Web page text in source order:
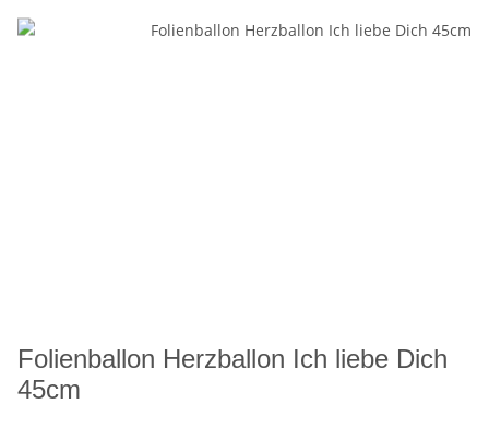
Folienballon Herzballon Ich liebe Dich
45cm